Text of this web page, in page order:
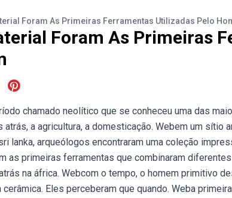
Foram As Primeiras Ferramentas Utilizadas Pelo
Foram As Primeiras
chamado neolítico que se conheceu uma das
atrás, a agricultura, a domesticação. Webem um
lanka, arqueólogos encontraram uma coleção
as primeiras ferramentas que combinaram
na áfrica. Webcom o tempo, o homem primitivo
cerâmica. Eles perceberam que quando. Weba